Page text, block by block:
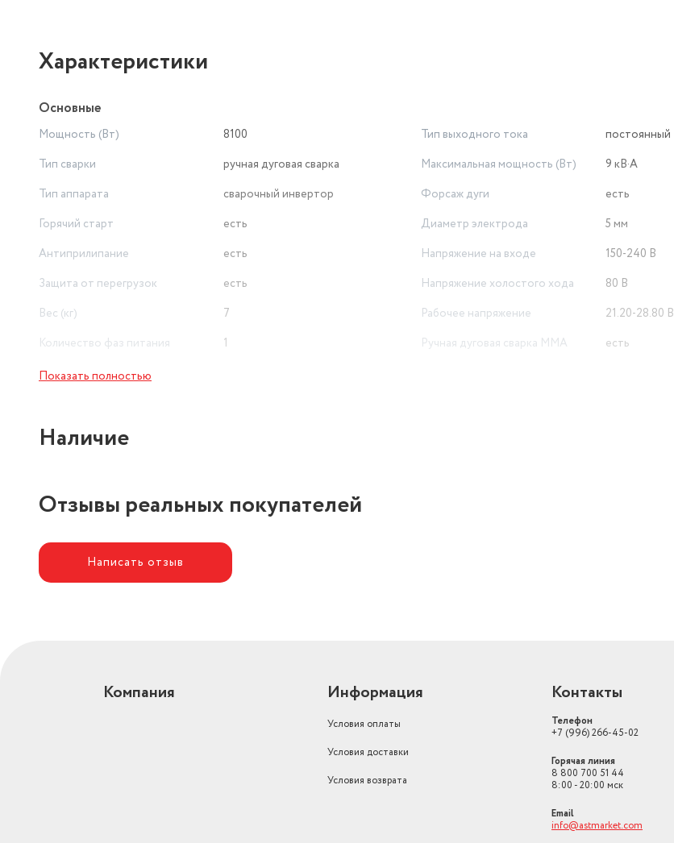
Характеристики
Основные
Мощность (Вт)
8100
Тип сварки
ручная дуговая сварка
Тип аппарата
сварочный инвертор
Горячий старт
есть
Антиприлипание
есть
Защита от перегрузок
есть
Вес (кг)
7
Количество фаз питания
1
Тип устройства
Тип выходного тока
постоянный
Максимальная мощность (Вт)
9 кВ·А
Форсаж дуги
есть
Диаметр электрода
5 мм
Напряжение на входе
150-240 В
Напряжение холостого хода
80 В
Рабочее напряжение
21.20-28.80 В
Ручная дуговая сварка MMA
есть
Показать полностью
Наличие
Отзывы реальных покупателей
Написать отзыв
Компания Информация
Условия оплаты
Условия доставки
Условия возврата
Контакты
Телефон
+7 (996) 266-45-02
Горячая линия
8 800 700 51 44
8:00 - 20:00 мск
Email
info@astmarket.com